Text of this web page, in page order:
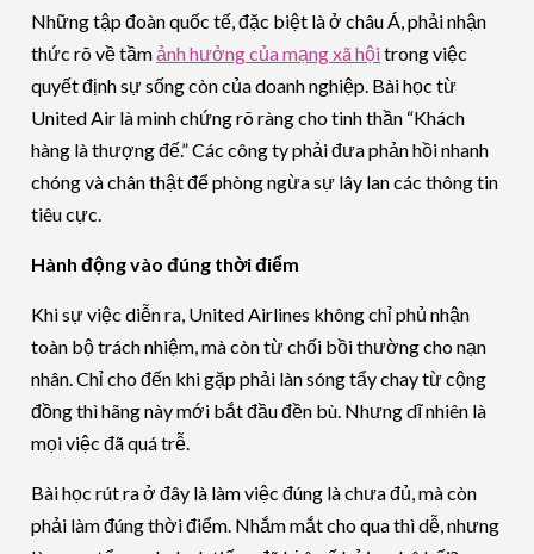
Những tập đoàn quốc tế, đặc biệt là ở châu Á, phải nhận
thức rõ về tầmảnh hưởng của mạng xã hộitrong việc
quyết định sự sống còn của doanh nghiệp. Bài học từ
United Air là minh chứng rõ ràng cho tinh thần “Khách
hàng là thượng đế.” Các công ty phải đưa phản hồi nhanh
chóng và chân thật để phòng ngừa sự lây lan các thông tin
tiêu cực.
Hành động vào đúng thời điểm
Khi sự việc diễn ra, United Airlines không chỉ phủ nhận
toàn bộ trách nhiệm, mà còn từ chối bồi thường cho nạn
nhân. Chỉ cho đến khi gặp phải làn sóng tẩy chay từ cộng
đồng thì hãng này mới bắt đầu đền bù. Nhưng dĩ nhiên là
mọi việc đã quá trễ.
Bài học rút ra ở đây là làm việc đúng là chưa đủ, mà còn
phải làm đúng thời điểm. Nhắm mắt cho qua thì dễ, nhưng